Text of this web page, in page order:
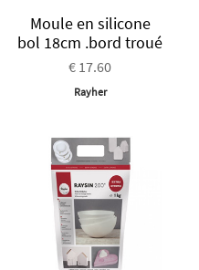
Moule en silicone
bol 18cm .bord troué
€ 17.60
Rayher